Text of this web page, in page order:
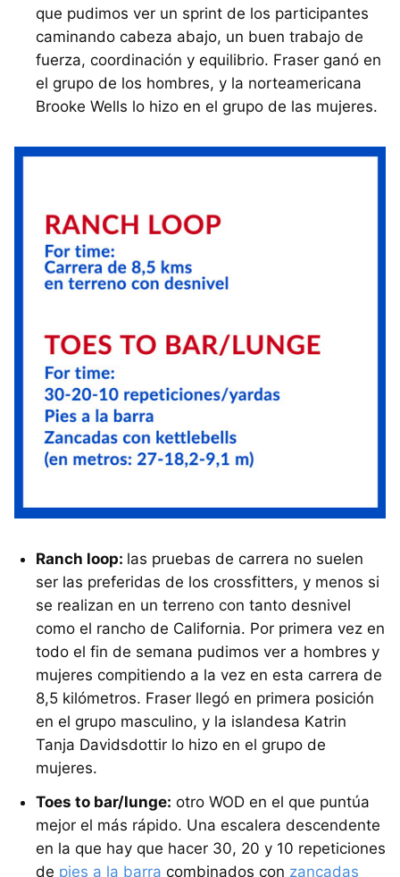
que pudimos ver un sprint de los participantes
caminando cabeza abajo, un buen trabajo de
fuerza, coordinación y equilibrio. Fraser ganó en
el grupo de los hombres, y la norteamericana
Brooke Wells lo hizo en el grupo de las mujeres.
Ranch loop: las pruebas de carrera no suelen
ser las preferidas de los crossfitters, y menos si
se realizan en un terreno con tanto desnivel
como el rancho de California. Por primera vez en
todo el fin de semana pudimos ver a hombres y
mujeres compitiendo a la vez en esta carrera de
8,5 kilómetros. Fraser llegó en primera posición
en el grupo masculino, y la islandesa Katrin
Tanja Davidsdottir lo hizo en el grupo de
mujeres.
Toes to bar/lunge: otro WOD en el que puntúa
mejor el más rápido. Una escalera descendente
en la que hay que hacer 30, 20 y 10 repeticiones
de pies a la barra combinados con zancadas